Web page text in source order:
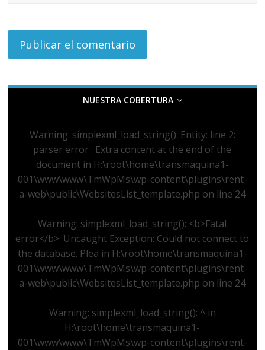
NUESTRA COBERTURA
Warning: simplexml_load_string(): Entity: line 2:
parser error : Extra content at the end of the
document in H:\root\home\transmaquina1-
001\www\www\TmWpMs\wp-content\plugins\rent-
a-web\public\WebsitesList_template.php on line 24
Warning: simplexml_load_string(): <b>Fatal
error</b>: Uncaught Exception: Could not connect to
the database. Plea in H:\root\home\transmaquina1-
001\www\www\TmWpMs\wp-content\plugins\rent-
a-web\public\WebsitesList_template.php on line 24
Warning: simplexml_load_string(): ^ in
H:\root\home\transmaquina1-
001\www\www\TmWpMs\wp-content\plugins\rent-